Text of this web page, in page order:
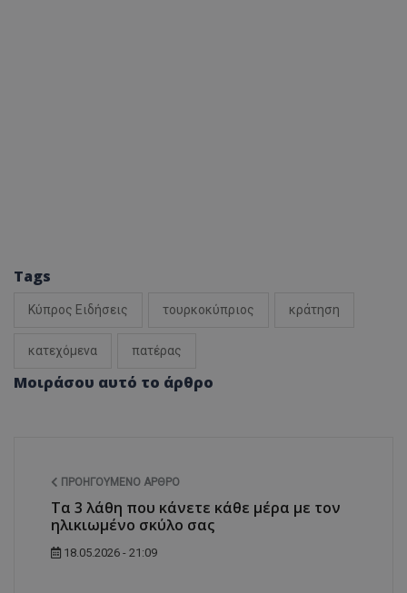
Tags
Κύπρος Ειδήσεις τουρκοκύπριος κράτηση
κατεχόμενα πατέρας
Μοιράσου αυτό το άρθρο
ΠΡΟΗΓΟΎΜΕΝΟ ΆΡΘΡΟ
Τα 3 λάθη που κάνετε κάθε μέρα με τον
ηλικιωμένο σκύλο σας
18.05.2026 - 21:09